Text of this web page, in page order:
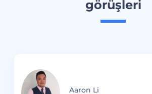
görüşleri
Aaron Li